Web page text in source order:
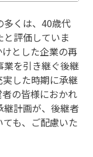
多くは、40歳代
評価していま
とした企業の再
業を引き継ぐ後継
した時期に承継
の皆様におかれ
計画が、後継者
も、ご配慮いた